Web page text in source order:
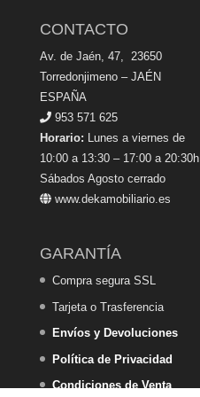
CONTACTO
Av. de Jaén, 47, 23650
Torredonjimeno – JAÉN
ESPAÑA
953 571 625
Horario: Lunes a viernes de
10:00 a 13:30 – 17:00 a 20:30h
Sábados Agosto cerrado
www.dekamobiliario.es
GARANTÍA
Compra segura SSL
Tarjeta o Trasferencia
Envíos y Devoluciones
Política de Privacidad
Condiciones de Venta